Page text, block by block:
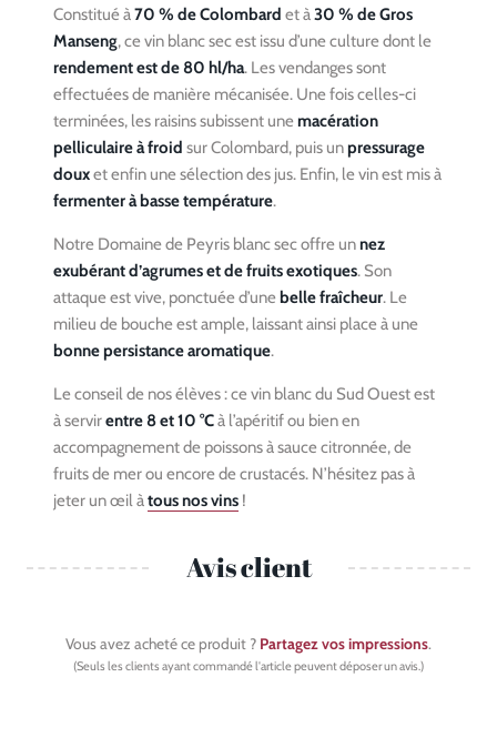
Constitué à70 % de Colombard et à30 % de Gros
Manseng, ce vin blanc sec est issu d’une culture dont le
rendement est de 80 hl/ha. Les vendanges sont
effectuées de manière mécanisée. Une fois celles-ci
terminées, les raisins subissent unemacération
pelliculaire à froid sur Colombard, puis unpressurage
douxet enfin une sélection des jus. Enfin, le vin est mis à
fermenter à basse température.
Notre Domaine de Peyris blanc sec offre unnez
exubérant d’agrumes et de fruits exotiques. Son
attaque est vive, ponctuée d’unebelle fraîcheur. Le
milieu de bouche est ample, laissant ainsi place à une
bonne persistance aromatique.
Le conseil de nos élèves : ce vin blanc du Sud Ouest est
à servirentre 8 et 10 °Cà l’apéritif ou bien en
accompagnement de poissons à sauce citronnée, de
fruits de mer ou encore de crustacés. N’hésitez pas à
jeter un œil àtous nos vins !
Avis client
Vous avez acheté ce produit ? Partagez vos impressions.
(Seuls les clients ayant commandé l'article peuvent déposer un avis.)